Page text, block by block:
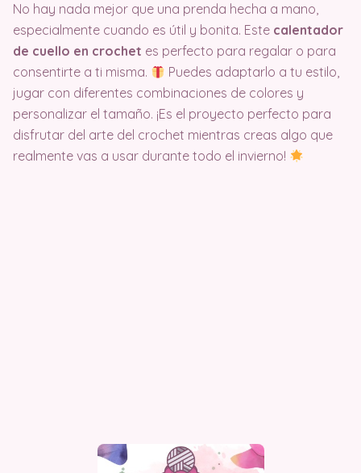
No hay nada mejor que una prenda hecha a mano,
especialmente cuando es útil y bonita. Este calentador
de cuello en crochet es perfecto para regalar o para
consentirte a ti misma.
Puedes adaptarlo a tu estilo,
jugar con diferentes combinaciones de colores y
personalizar el tamaño. ¡Es el proyecto perfecto para
disfrutar del arte del crochet mientras creas algo que
realmente vas a usar durante todo el invierno!